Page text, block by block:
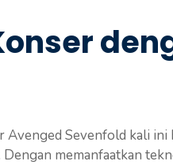
Avenged Sevenfold kali ini
memanfaatkan